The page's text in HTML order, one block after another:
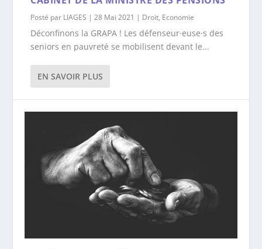
Posté par LIAGES |28 Mai 2021 | Droit, Economie
Déconfinons la GRAPA ! Les défenseur·euse·s des
seniors en pauvreté se mobilisent devant le...
EN SAVOIR PLUS